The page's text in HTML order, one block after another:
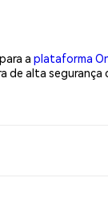
a plataforma
alta segurança